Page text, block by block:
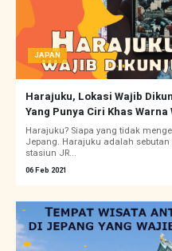
JAPAN
Harajuku, Lokasi Wajib
Yang Punya Ciri Khas Warna
Harajuku? Siapa yang tidak
Jepang. Harajuku adalah
stasiun JR...
06 Feb 2021